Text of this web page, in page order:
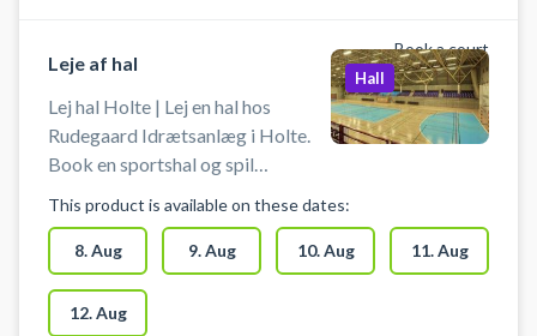
Book a court
Leje af hal
Lej hal Holte | Lej en hal hos
Rudegaard Idrætsanlæg i Holte.
Book en sportshal og spil
i en hal med håndboldmål. Hallen
kan bruges til bl.a. håndbold,
indendørs fodbold uden bander og
andre bevægelsesaktiviteter.
Hall
This product is available on these dates:
8. Aug 9. Aug 10. Aug 11. Aug
12. Aug